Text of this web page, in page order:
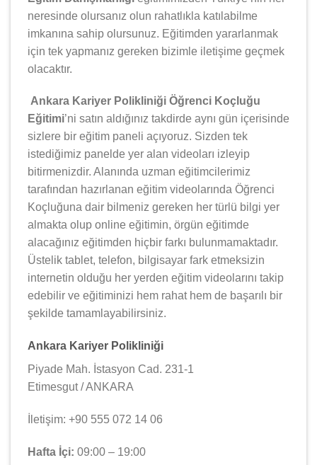
neresinde olursanız olun rahatlıkla katılabilme
imkanına sahip olursunuz. Eğitimden yararlanmak
için tek yapmanız gereken bizimle iletişime geçmek
olacaktır.
Ankara Kariyer Polikliniği Öğrenci Koçluğu
Eğitimi’ni satın aldığınız takdirde aynı gün içerisinde
sizlere bir eğitim paneli açıyoruz. Sizden tek
istediğimiz panelde yer alan videoları izleyip
bitirmenizdir. Alanında uzman eğitimcilerimiz
tarafından hazırlanan eğitim videolarında Öğrenci
Koçluğuna dair bilmeniz gereken her türlü bilgi yer
almakta olup online eğitimin, örgün eğitimde
alacağınız eğitimden hiçbir farkı bulunmamaktadır.
Üstelik tablet, telefon, bilgisayar fark etmeksizin
internetin olduğu her yerden eğitim videolarını takip
edebilir ve eğitiminizi hem rahat hem de başarılı bir
şekilde tamamlayabilirsiniz.
Ankara Kariyer Polikliniği
Piyade Mah. İstasyon Cad. 231-1
Etimesgut / ANKARA
İletişim: +90 555 072 14 06
Hafta İçi: 09:00 – 19:00